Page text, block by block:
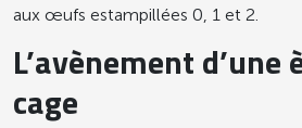
aux œufs estampillées 0, 1 et 2.
L’avènement d’une
cage